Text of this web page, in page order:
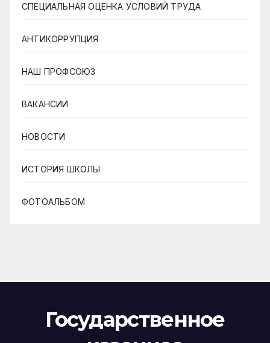
СПЕЦИАЛЬНАЯ ОЦЕНКА УСЛОВИЙ ТРУДА
АНТИКОРРУПЦИЯ
НАШ ПРОФСОЮЗ
ВАКАНСИИ
НОВОСТИ
ИСТОРИЯ ШКОЛЫ
ФОТОАЛЬБОМ
Государственное